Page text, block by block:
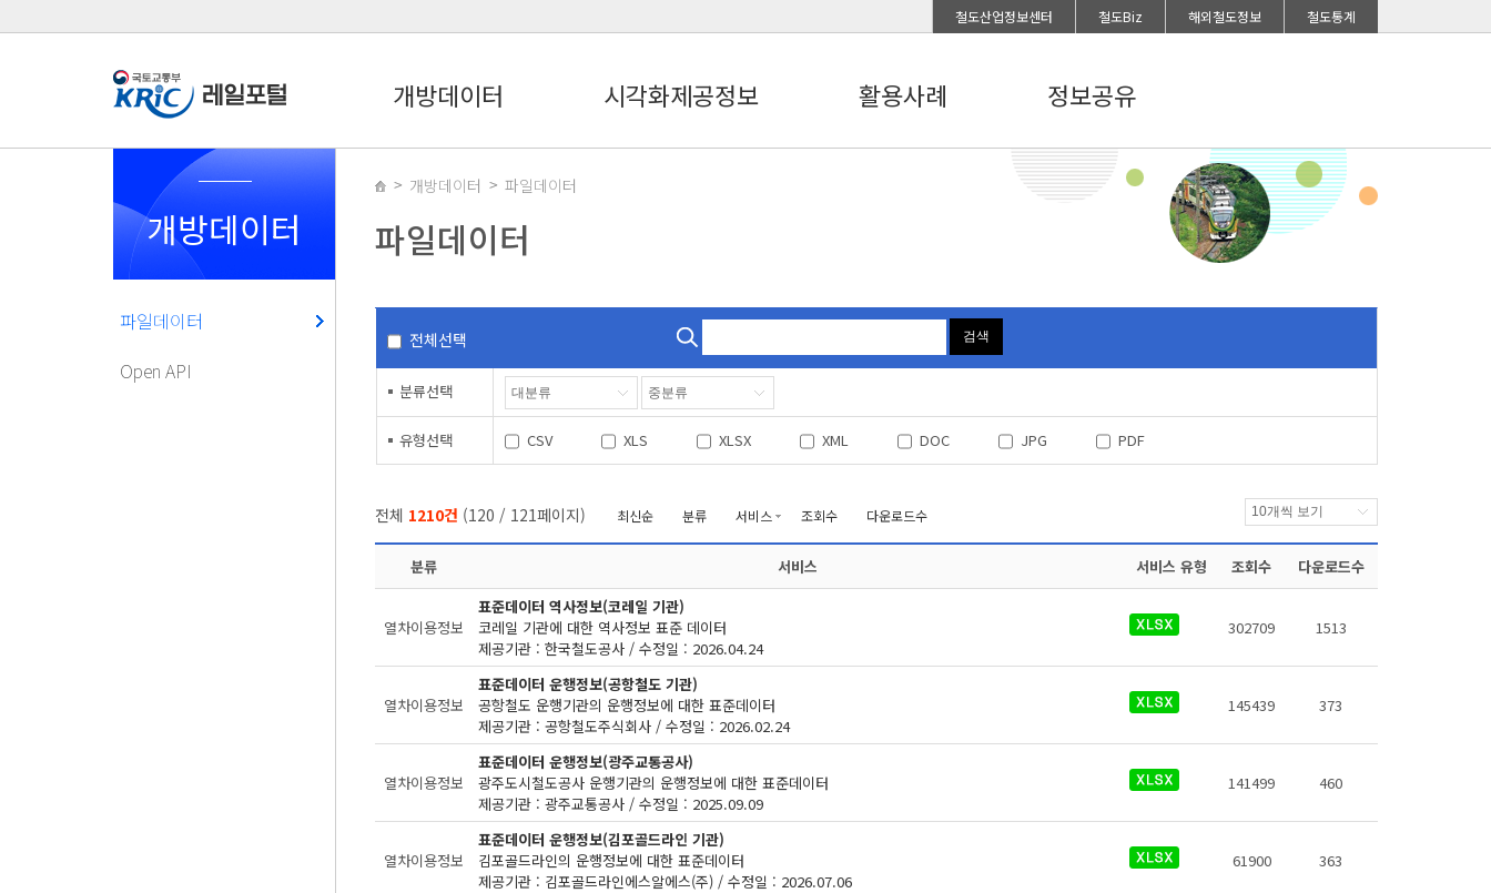
철도산업정보센터 철도Biz 해외철도정보 철도통계
개방데이터 시각화제공정보 활용사례 정보공유
개방데이터
파일데이터
Open API
개방데이터 파일데이터
파일데이터
전체선택 검색
분류선택
유형선택 CSV XLS XLSX XML DOC JPG PDF
전체 1210건 (120 / 121페이지) 최신순 분류 서비스 조회수 다운로드수
분류 서비스 서비스 유형 조회수 다운로드수
열차이용정보
표준데이터 역사정보(코레일 기관)
코레일 기관에 대한 역사정보 표준 데이터
제공기관 : 한국철도공사 / 수정일 : 2026.04.24
302709 1513
열차이용정보
표준데이터 운행정보(공항철도 기관)
공항철도 운행기관의 운행정보에 대한 표준데이터
제공기관 : 공항철도주식회사 / 수정일 : 2026.02.24
145439 373
열차이용정보
표준데이터 운행정보(광주교통공사)
광주도시철도공사 운행기관의 운행정보에 대한 표준데이터
제공기관 : 광주교통공사 / 수정일 : 2025.09.09
141499 460
열차이용정보
표준데이터 운행정보(김포골드라인 기관)
김포골드라인의 운행정보에 대한 표준데이터
제공기관 : 김포골드라인에스알에스(주) / 수정일 : 2026.07.06
61900 363